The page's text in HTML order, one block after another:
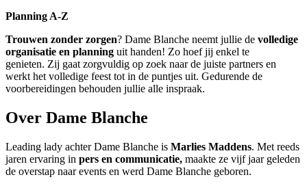
Planning A-Z
Trouwen zonder zorgen? Dame Blanche neemt jullie de volledige
organisatie en planning uit handen! Zo hoef jij enkel te
genieten. Zij gaat zorgvuldig op zoek naar de juiste partners en
werkt het volledige feest tot in de puntjes uit. Gedurende de
voorbereidingen behouden jullie alle inspraak.
Over Dame Blanche
Leading lady achter Dame Blanche is Marlies Maddens. Met reeds
jaren ervaring in pers en communicatie, maakte ze vijf jaar geleden
de overstap naar events en werd Dame Blanche geboren.